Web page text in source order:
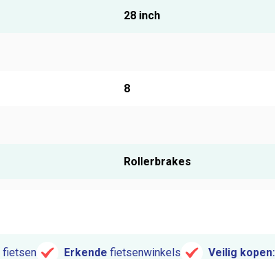
28 inch
8
Rollerbrakes
fietsen Erkende fietsenwinkels Veilig kopen: